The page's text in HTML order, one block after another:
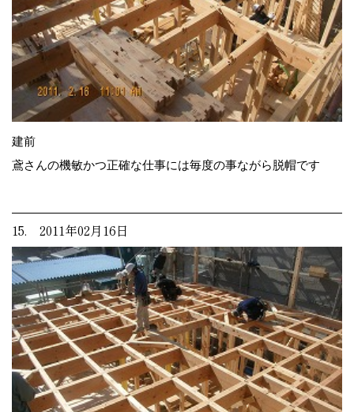
建前
鳶さんの機敏かつ正確な仕事には毎度の事ながら脱帽です
15. 2011年02月16日